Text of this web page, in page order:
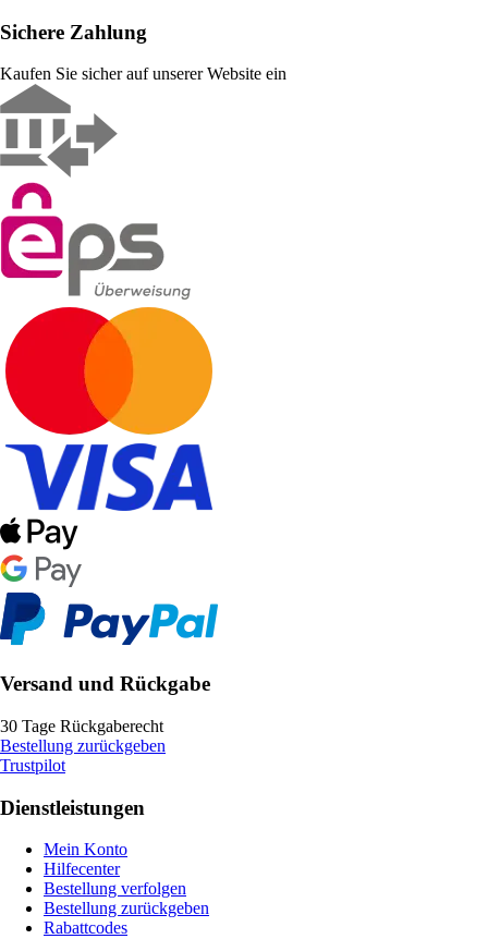
Sichere Zahlung
Kaufen Sie sicher auf unserer Website ein
Versand und Rückgabe
30 Tage Rückgaberecht
Bestellung zurückgeben
Trustpilot
Dienstleistungen
Mein Konto
Hilfecenter
Bestellung verfolgen
Bestellung zurückgeben
Rabattcodes